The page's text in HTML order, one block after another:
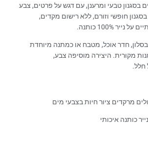
בסגנון טבעי ומרענן, עם דגש על פרטים, צבע
חופשי וזורם, ללא רישום מקדים,
100% כותנה.
חדר אוכל, מטבח או כמתנה מיוחדת
מקורית. היצירה מוסיפה צבע,
חלל.
מרקדים ציור חיות בצבעי מים
כותנה איכותי